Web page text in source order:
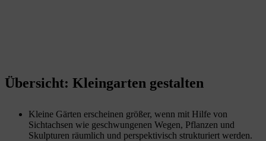
Übersicht: Kleingarten gestalten
Kleine Gärten erscheinen größer, wenn mit Hilfe von
Sichtachsen wie geschwungenen Wegen, Pflanzen und
Skulpturen räumlich und perspektivisch strukturiert werden.